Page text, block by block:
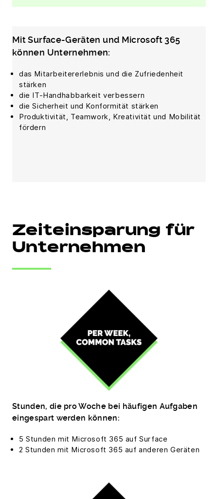
Mit Surface-Geräten und Microsoft 365
können Unternehmen:
das Mitarbeitererlebnis und die Zufriedenheit
stärken
die IT-Handhabbarkeit verbessern
die Sicherheit und Konformität stärken
Produktivität, Teamwork, Kreativität und Mobilität
fördern
Zeiteinsparung für
Unternehmen
Stunden, die pro Woche bei häufigen Aufgaben
eingespart werden können:
5 Stunden mit Microsoft 365 auf Surface
2 Stunden mit Microsoft 365 auf anderen Geräten